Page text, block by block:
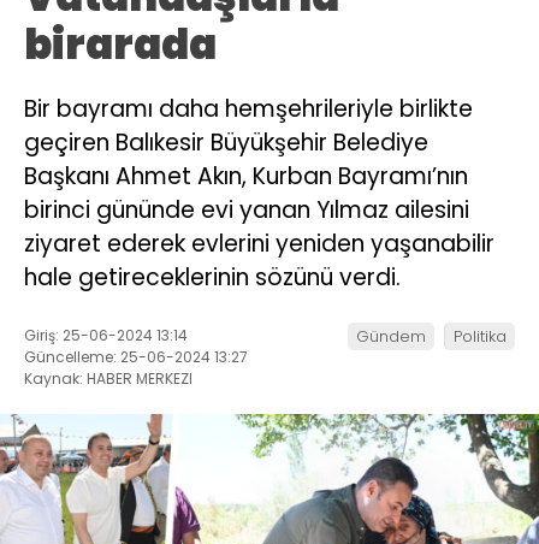
birarada
Bir bayramı daha hemşehrileriyle birlikte
geçiren Balıkesir Büyükşehir Belediye
Başkanı Ahmet Akın, Kurban Bayramı’nın
birinci gününde evi yanan Yılmaz ailesini
ziyaret ederek evlerini yeniden yaşanabilir
hale getireceklerinin sözünü verdi.
Giriş: 25-06-2024 13:14
Güncelleme: 25-06-2024 13:27
Kaynak: HABER MERKEZI
Gündem Politika